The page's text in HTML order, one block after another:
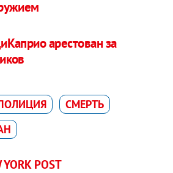
арестован за
СМЕРТЬ
YORK POST